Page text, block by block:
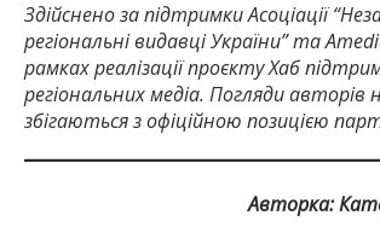
Здійснено за підтримки Асоціації
регіональні видавці України” та
рамках реалізації проєкту Хаб
регіональних медіа. Погляди авторів
збігаються з офіційною позицією
Авторка: